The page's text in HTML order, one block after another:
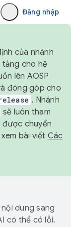
Đăng nhập
của nhánh
tảng cho hệ
lên AOSP
đóng góp cho
. Nhánh
sẽ luôn tham
được chuyển
bài viết Các
dung sang
có thể có lỗi.